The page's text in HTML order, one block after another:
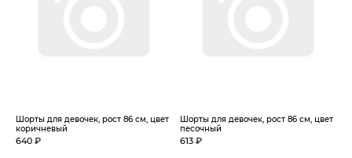
Шорты для девочек, рост 86 см, цвет
коричневый
640 ₽
Шорты для девочек, рост 86 см, цвет
песочный
613 ₽